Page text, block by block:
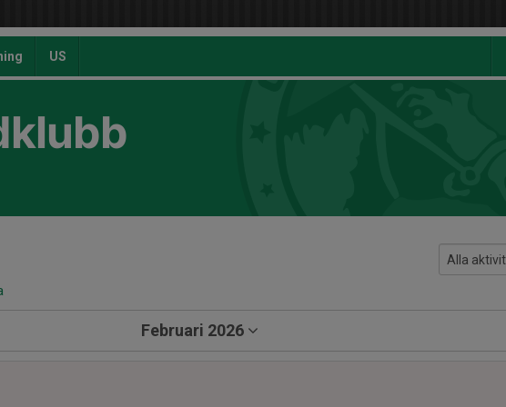
US
Februari 2026